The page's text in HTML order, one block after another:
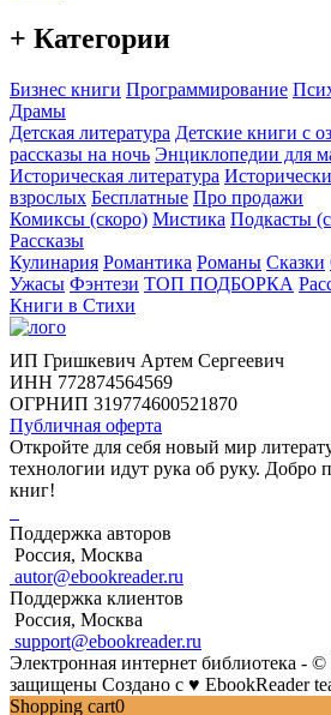
+ Категории
Бизнес книги Программирование
Драмы
Детская литература Детские книги с
рассказы на ночь Энциклопедии для
Историческая литература
взрослых Бесплатные Про продажи
Комиксы (скоро) Мистика Подкасты
Рассказы
Кулинария Романтика Романы Сказки
Ужасы Фэнтези ТОП ПОДБОРКА
Книги в Стихи
ИП Гришкевич Артем Сергеевич
ИНН 772874564569
ОГРНИП 319774600521870
Публичная оферта
Откройте для себя новый мир
технологии идут рука об руку. Добро
книг!
Поддержка авторов
Россия, Москва
autor@ebookreader.ru
Поддержка клиентов
Россия, Москва
support@ebookreader.ru
Электронная интернет библиотека - ©
защищены Создано с ♥ EbookReader
Shopping cart0